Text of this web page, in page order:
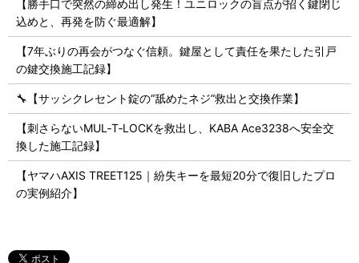
【勝手口で突然の締め出し発生！ユニロックの盲点が招く鍵閉じ
込めと、再発を防ぐ最適解】
【7年ぶりの再会がつなぐ信頼。鍵屋として責任を果たした引戸
の鍵交換施工記録】
🔧【サッシクレセント錠の“舐めたネジ”救出と交換作業】
【刺さらないMUL‑T‑LOCKを救出し、KABA Ace3238へ安全交
換した施工記録】
【ヤマハAXIS TREET125｜紛失キーを最短20分で復旧したプロ
の実例紹介】